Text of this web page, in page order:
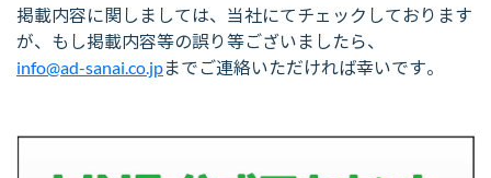
掲載内容に関しましては、当社にてチェックしております
が、もし掲載内容等の誤り等ございましたら、
info@ad-sanai.co.jpまでご連絡いただければ幸いです。